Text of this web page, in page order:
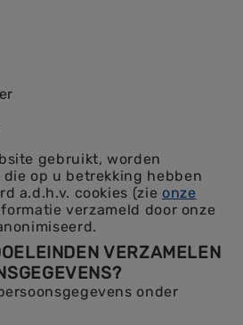
gebruikt, worden
op u betrekking hebben
a.d.h.v. cookies (zie onze
verzameld door onze
VERZAMELEN
onder